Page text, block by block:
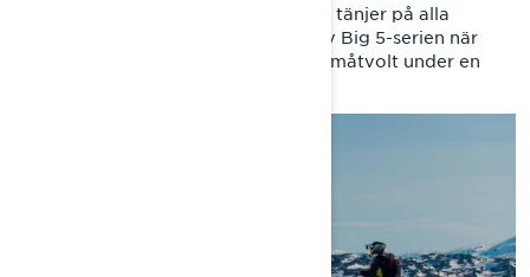
Freestyleridern Andreas Bergmark tänjer på alla
gränser i det här tredje avsnittet av Big 5-serien när
han siktar på att sätta en första framåtvolt under en